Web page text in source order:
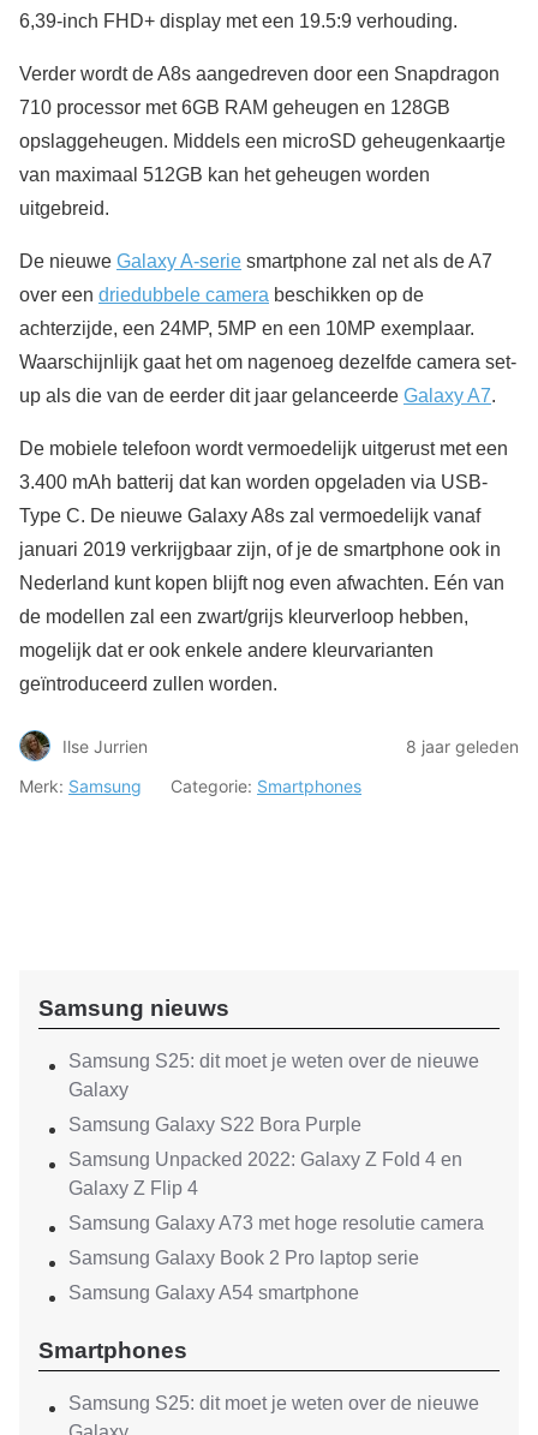
6,39-inch FHD+ display met een 19.5:9 verhouding.
Verder wordt de A8s aangedreven door een Snapdragon
710 processor met 6GB RAM geheugen en 128GB
opslaggeheugen. Middels een microSD geheugenkaartje
van maximaal 512GB kan het geheugen worden
uitgebreid.
De nieuwe Galaxy A-serie smartphone zal net als de A7
over een driedubbele camera beschikken op de
achterzijde, een 24MP, 5MP en een 10MP exemplaar.
Waarschijnlijk gaat het om nagenoeg dezelfde camera set-
up als die van de eerder dit jaar gelanceerde Galaxy A7.
De mobiele telefoon wordt vermoedelijk uitgerust met een
3.400 mAh batterij dat kan worden opgeladen via USB-
Type C. De nieuwe Galaxy A8s zal vermoedelijk vanaf
januari 2019 verkrijgbaar zijn, of je de smartphone ook in
Nederland kunt kopen blijft nog even afwachten. Eén van
de modellen zal een zwart/grijs kleurverloop hebben,
mogelijk dat er ook enkele andere kleurvarianten
geïntroduceerd zullen worden.
Ilse Jurrien
8 jaar geleden
Merk: Samsung Categorie: Smartphones
Samsung nieuws
Samsung S25: dit moet je weten over de nieuwe
Galaxy
Samsung Galaxy S22 Bora Purple
Samsung Unpacked 2022: Galaxy Z Fold 4 en
Galaxy Z Flip 4
Samsung Galaxy A73 met hoge resolutie camera
Samsung Galaxy Book 2 Pro laptop serie
Samsung Galaxy A54 smartphone
Smartphones
Samsung S25: dit moet je weten over de nieuwe